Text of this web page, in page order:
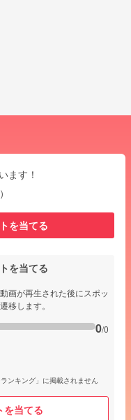
ます！
を当てる
を当てる
画が再生された後にスポッ
移します。
0/0
ンキング」に掲載されません
を当てる